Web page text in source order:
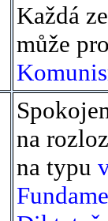
Každá
může
na
na typu